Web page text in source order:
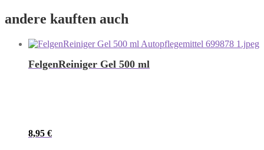
andere kauften auch
FelgenReiniger Gel 500 ml
8,95 €